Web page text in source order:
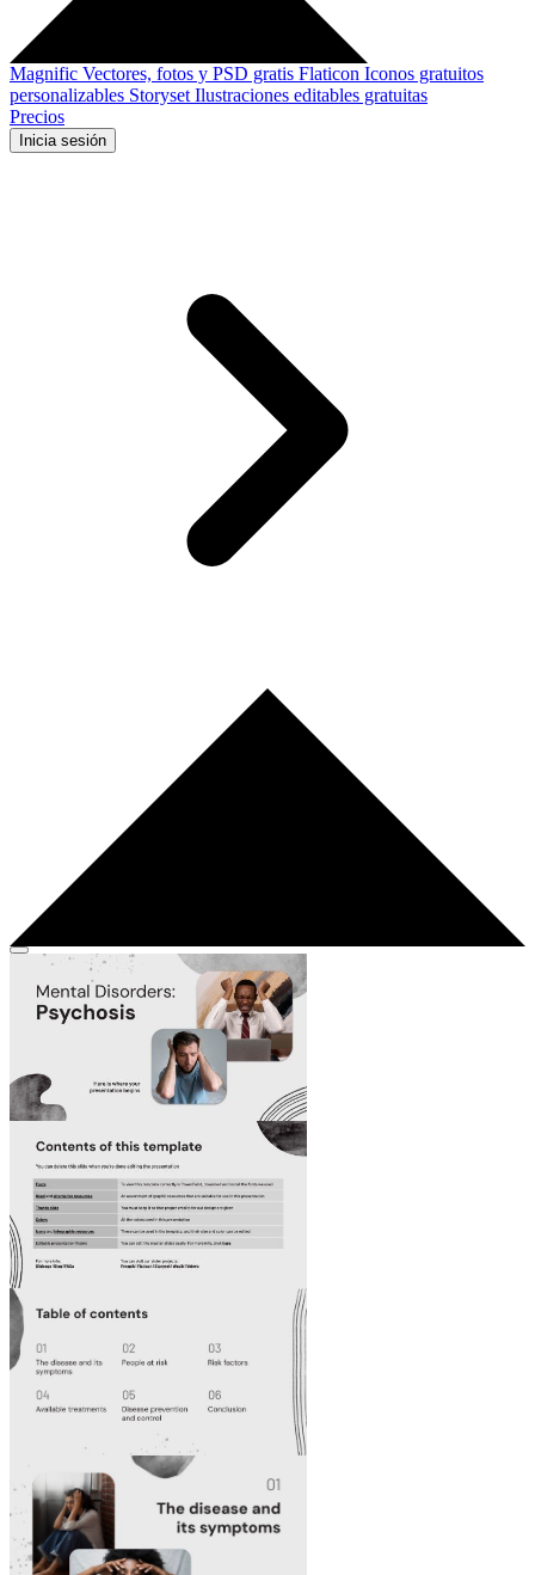
Magnific Vectores, fotos y PSD gratis Flaticon Iconos gratuitos
personalizables Storyset Ilustraciones editables gratuitas
Precios
Inicia sesión